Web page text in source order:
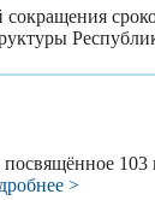
103
>